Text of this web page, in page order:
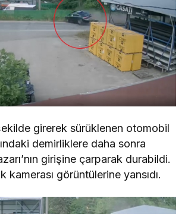
girerek sürüklenen otomobil
demirliklere daha sonra
girişine çarparak durabildi.
kamerası görüntülerine yansıdı.